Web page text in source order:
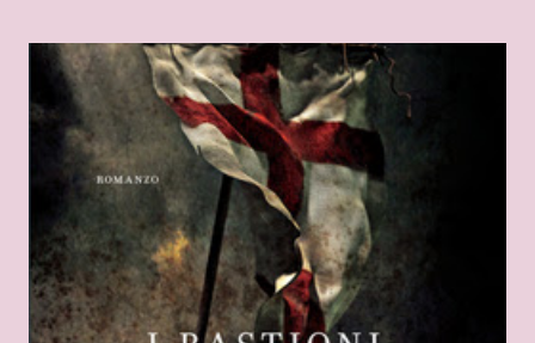
aspettative. Così pianifica freddamente il proprio futuro e
sceglie come moglie Eugenia, una ragazza scialba che lui non
ama, peraltro perfetta per quel ruolo. Ma la cugina Lucilla non
approva, e cerca di convincerlo a non rinunciare ai suoi sogni.
Tutto sembra comunque fluire nel verso prestabilito quando
riappare Camelia, questa volta davvero innamorata di Tomaso, a
sconvolgergli di nuovo la vita. A questo punto, però, Lucilla
decide...